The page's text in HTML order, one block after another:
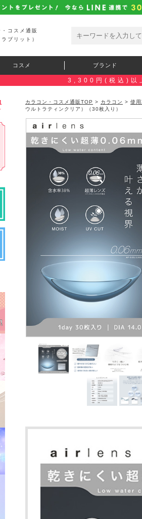
・コスメ通販
ブリット）
コスメ ブランド
3,300円(税込)以
カラコン・コスメ通販TOP > カラコン > 使用
ウルトラティンクリア）（30枚入り）